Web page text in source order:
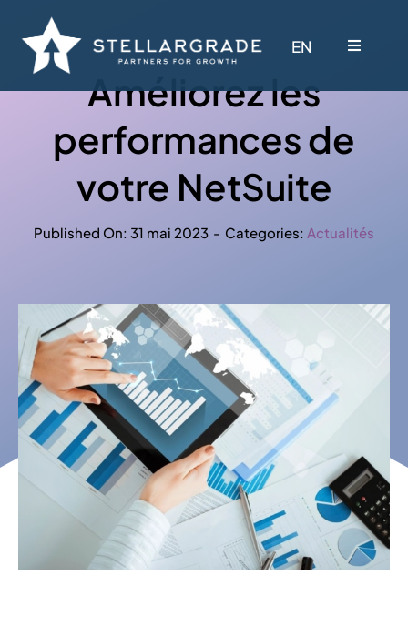
content
EN
Toggle
Services
Nos Solutions
Écosystème
Évènements
Contactez-nous
EN
Toggle
Services
Nos Solutions
Écosystème
Évènements
Contactez-nous
Améliorez les
performances de
votre NetSuite
Published On: 31 mai 2023 - Categories: Actualités